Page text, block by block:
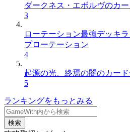
ダークネス・エボルヴのカ
3
ローテーション最強デッキ
プローテーション
4
起源の光、終焉の闇のカー
5
ランキングをもっとみる
検索